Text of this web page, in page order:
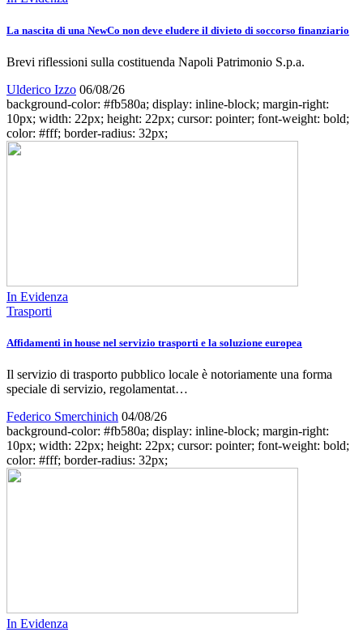
La nascita di una NewCo non deve eludere il divieto di soccorso finanziario
Brevi riflessioni sulla costituenda Napoli Patrimonio S.p.a.
Ulderico Izzo 06/08/26
background-color: #fb580a; display: inline-block; margin-right:
10px; width: 22px; height: 22px; cursor: pointer; font-weight: bold;
color: #fff; border-radius: 32px;
In Evidenza
Trasporti
Affidamenti in house nel servizio trasporti e la soluzione europea
Il servizio di trasporto pubblico locale è notoriamente una forma
speciale di servizio, regolamentat…
Federico Smerchinich 04/08/26
background-color: #fb580a; display: inline-block; margin-right:
10px; width: 22px; height: 22px; cursor: pointer; font-weight: bold;
color: #fff; border-radius: 32px;
In Evidenza